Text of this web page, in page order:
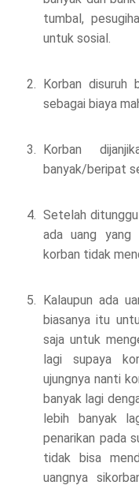
tumbal,
untuk sosial.
Korban disuruh
sebagai biaya
Korban
banyak/beripat
Setelah
ada uang yang
korban tidak
Kalaupun ada
biasanya itu
saja untuk
lagi supaya
ujungnya nanti
banyak lagi
lebih banyak
penarikan pada
tidak bisa
uangnya